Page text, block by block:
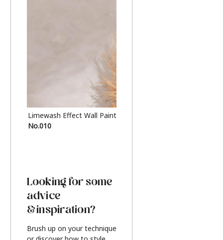
Limewash Effect Wall Paint
No.010
Looking for some
advice
& inspiration?
Brush up on your technique